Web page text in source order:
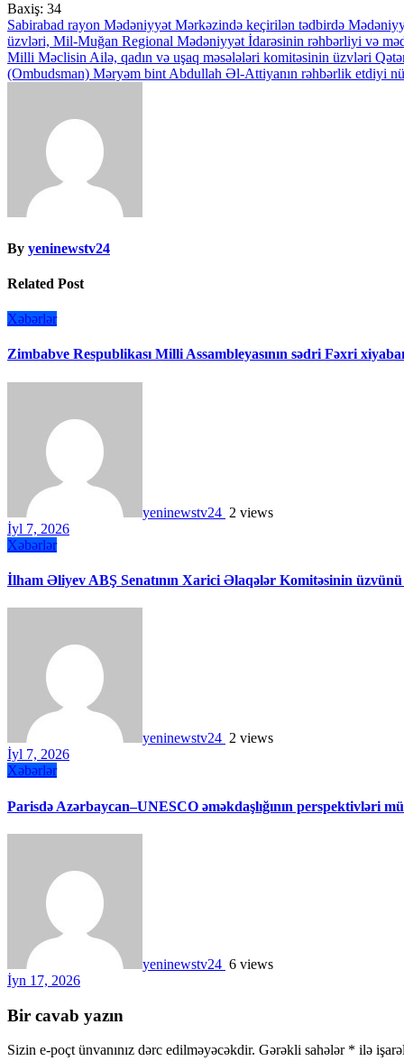
Baxiş: 34
Yazı
naviqasiyası
Sabirabad rayon Mədəniyyət Mərkəzində keçirilən tədbirdə
üzvləri, Mil-Muğan Regional Mədəniyyət İdarəsinin rəhbərliyi və
Milli Məclisin Ailə, qadın və uşaq məsələləri komitəsinin üzvləri
(Ombudsman) Məryəm bint Abdullah Əl-Attiyanın rəhbərlik etdiyi
By yeninewstv24
Related Post
Xəbərlər
Zimbabve Respublikası Milli Assambleyasının sədri Fəxri
yeninewstv24 2 views
İyl 7, 2026
Xəbərlər
İlham Əliyev ABŞ Senatının Xarici Əlaqələr Komitəsinin
yeninewstv24 2 views
İyl 7, 2026
Xəbərlər
Parisdə Azərbaycan–UNESCO əməkdaşlığının perspektivləri
yeninewstv24 6 views
İyn 17, 2026
Bir cavab yazın
Sizin e-poçt ünvanınız dərc edilməyəcəkdir. Gərəkli sahələr * ilə